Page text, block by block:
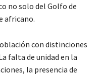
no solo del Golfo de
africano.
con distinciones
falta de unidad en la
la presencia de